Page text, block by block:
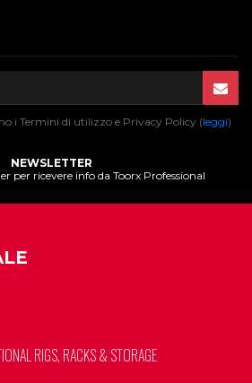
i Termini di utilizzo e Privacy Policy (leggi)
NEWSLETTER
per ricevere info da Toorx Professional
RIGS, RACKS & STORAGE